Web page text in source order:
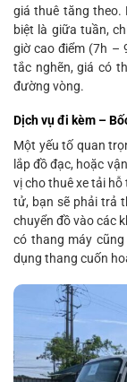
giá thuê tăng theo.
biệt là giữa tuần,
giờ cao điểm (7h –
tắc nghẽn, giá có
đường vòng.
Dịch vụ đi kèm –
Một yếu tố quan
lắp đồ đạc, hoặc
vị cho thuê xe tải
tử, bạn sẽ phải trả
chuyển đồ vào các
có thang máy
dụng thang cuốn